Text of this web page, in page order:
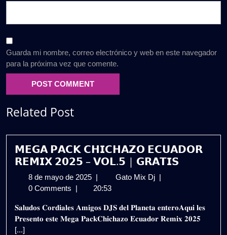
Guarda mi nombre, correo electrónico y web en este navegador
para la próxima vez que comente.
Related Post
𝗠𝗘𝗚𝗔 𝗣𝗔𝗖𝗞 𝗖𝗛𝗜𝗖𝗛𝗔𝗭𝗢 𝗘𝗖𝗨𝗔𝗗𝗢𝗥
𝗥𝗘𝗠𝗜𝗫 𝟮𝟬𝟮𝟱 – 𝗩𝗢𝗟.𝟱 | 𝗚𝗥𝗔𝗧𝗜𝗦
8 de mayo de 2025 8
de
de
2025
Gato Mix Dj 𝗠𝗘𝗚𝗔
𝗘𝗖𝗨𝗔𝗗𝗢𝗥
𝗥𝗘𝗠𝗜𝗫
0 Comments
20:53
𝐒𝐚𝐥𝐮𝐝𝐨𝐬 𝐂𝐨𝐫𝐝𝐢𝐚𝐥𝐞𝐬 𝐀𝐦𝐢𝐠𝐨𝐬 𝐃𝐉𝐒 𝐝𝐞𝐥 𝐏𝐥𝐚𝐧𝐞𝐭𝐚 𝐞𝐧𝐭𝐞𝐫𝐨𝐀𝐪𝐮𝐢 𝐥𝐞𝐬
𝐏𝐫𝐞𝐬𝐞𝐧𝐭𝐨 𝐞𝐬𝐭𝐞 𝐌𝐞𝐠𝐚 𝐏𝐚𝐜𝐤𝐂𝐡𝐢𝐜𝐡𝐚𝐳𝐨 𝐄𝐜𝐮𝐚𝐝𝐨𝐫 𝐑𝐞𝐦𝐢𝐱 𝟐𝟎𝟐𝟓
[...]